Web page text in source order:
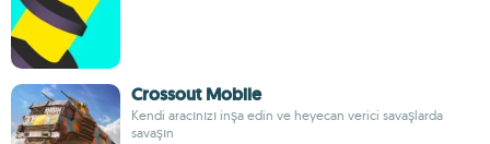
Crossout Mobile
Kendi aracınızı inşa edin ve heyecan verici savaşlarda
savaşın